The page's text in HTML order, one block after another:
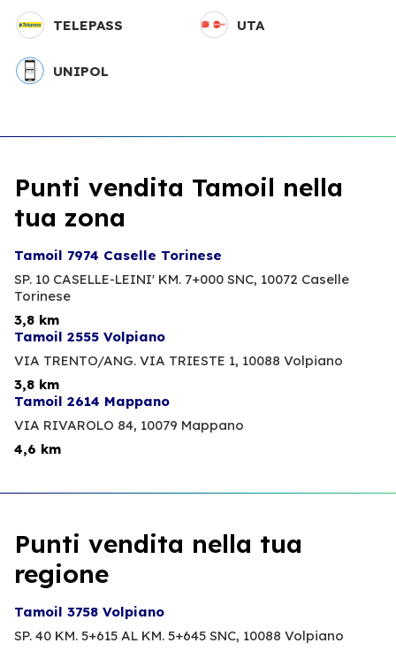
TELEPASS UTA
UNIPOL
Punti vendita Tamoil nella
tua zona
Tamoil 7974 Caselle Torinese
SP. 10 CASELLE-LEINI' KM. 7+000 SNC, 10072 Caselle
Torinese
3,8 km
Tamoil 2555 Volpiano
VIA TRENTO/ANG. VIA TRIESTE 1, 10088 Volpiano
3,8 km
Tamoil 2614 Mappano
VIA RIVAROLO 84, 10079 Mappano
4,6 km
Punti vendita nella tua
regione
Tamoil 3758 Volpiano
SP. 40 KM. 5+615 AL KM. 5+645 SNC, 10088 Volpiano